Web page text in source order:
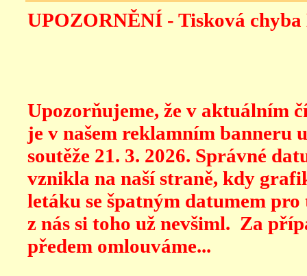
UPOZORNĚNÍ - Tisková
Upozorňujeme, že v aktuálním
je v našem reklamním banneru
soutěže 21. 3. 2026. Správné
vznikla na naší straně, kdy
letáku se špatným datumem
z nás si toho už nevšiml. Za
předem omlouváme...